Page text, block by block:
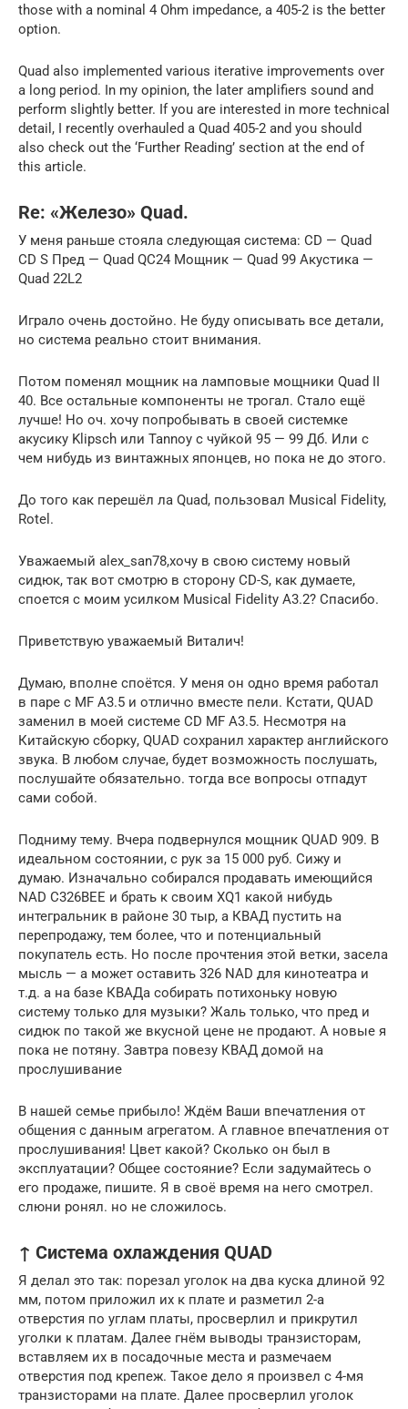
those with a nominal 4 Ohm impedance, a 405-2 is the better
option.
Quad also implemented various iterative improvements over
a long period. In my opinion, the later amplifiers sound and
perform slightly better. If you are interested in more technical
detail, I recently overhauled a Quad 405-2 and you should
also check out the ‘Further Reading’ section at the end of
this article.
Re: «Железо» Quad.
У меня раньше стояла следующая система: CD — Quad
CD S Пред — Quad QC24 Мощник — Quad 99 Акустика —
Quad 22L2
Играло очень достойно. Не буду описывать все детали,
но система реально стоит внимания.
Потом поменял мощник на ламповые мощники Quad II
40. Все остальные компоненты не трогал. Стало ещё
лучше! Но оч. хочу попробывать в своей системке
акусику Klipsch или Tannoy с чуйкой 95 — 99 Дб. Или с
чем нибудь из винтажных японцев, но пока не до этого.
До того как перешёл ла Quad, пользовал Musical Fidelity,
Rotel.
Уважаемый alex_san78,хочу в свою систему новый
сидюк, так вот смотрю в сторону CD-S, как думаете,
споется с моим усилком Musical Fidelity А3.2? Спасибо.
Приветствую уважаемый Виталич!
Думаю, вполне споётся. У меня он одно время работал
в паре с MF А3.5 и отлично вместе пели. Кстати, QUAD
заменил в моей системе CD MF А3.5. Несмотря на
Китайскую сборку, QUAD сохранил характер английского
звука. В любом случае, будет возможность послушать,
послушайте обязательно. тогда все вопросы отпадут
сами собой.
Подниму тему. Вчера подвернулся мощник QUAD 909. В
идеальном состоянии, с рук за 15 000 руб. Сижу и
думаю. Изначально собирался продавать имеющийся
NAD C326BEE и брать к своим XQ1 какой нибудь
интегральник в районе 30 тыр, а КВАД пустить на
перепродажу, тем более, что и потенциальный
покупатель есть. Но после прочтения этой ветки, засела
мысль — а может оставить 326 NAD для кинотеатра и
т.д. а на базе КВАДа собирать потихоньку новую
систему только для музыки? Жаль только, что пред и
сидюк по такой же вкусной цене не продают. А новые я
пока не потяну. Завтра повезу КВАД домой на
прослушивание
В нашей семье прибыло! Ждём Ваши впечатления от
общения с данным агрегатом. А главное впечатления от
прослушивания! Цвет какой? Сколько он был в
эксплуатации? Общее состояние? Если задумайтесь о
его продаже, пишите. Я в своё время на него смотрел.
слюни ронял. но не сложилось.
↑ Система охлаждения QUAD
Я делал это так: порезал уголок на два куска длиной 92
мм, потом приложил их к плате и разметил 2-а
отверстия по углам платы, просверлил и прикрутил
уголки к платам. Далее гнём выводы транзисторам,
вставляем их в посадочные места и размечаем
отверстия под крепеж. Такое дело я произвел с 4-мя
транзисторами на плате. Далее просверлил уголок